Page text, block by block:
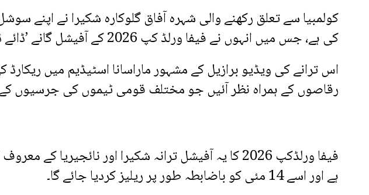
کولمبیا سے تعلق رکھنے والی شہرہ آفاق گلوکارہ شکیرا نے اپنے
کی ہے، جس میں انہوں نے فیفا ورلڈ کپ 2026 کے آفیشل گانے ’ڈائے ڈائے‘ کا ٹیزر شیئر کیا ہے۔
اس ترانے کی ویڈیو برازیل کے مشہور ماراسانا اسٹیڈیم میں
رقاصوں کے ہمراہ نظر آئیں جو مختلف قومی ٹیموں کی جرسیوں
فیفا ورلڈکپ 2026 کا یہ آفیشل ترانہ شکیرا اور نائجیریا
ہے اور اسے 14 مئی کو باضابطہ طور پر ریلیز کردیا جائے گا۔